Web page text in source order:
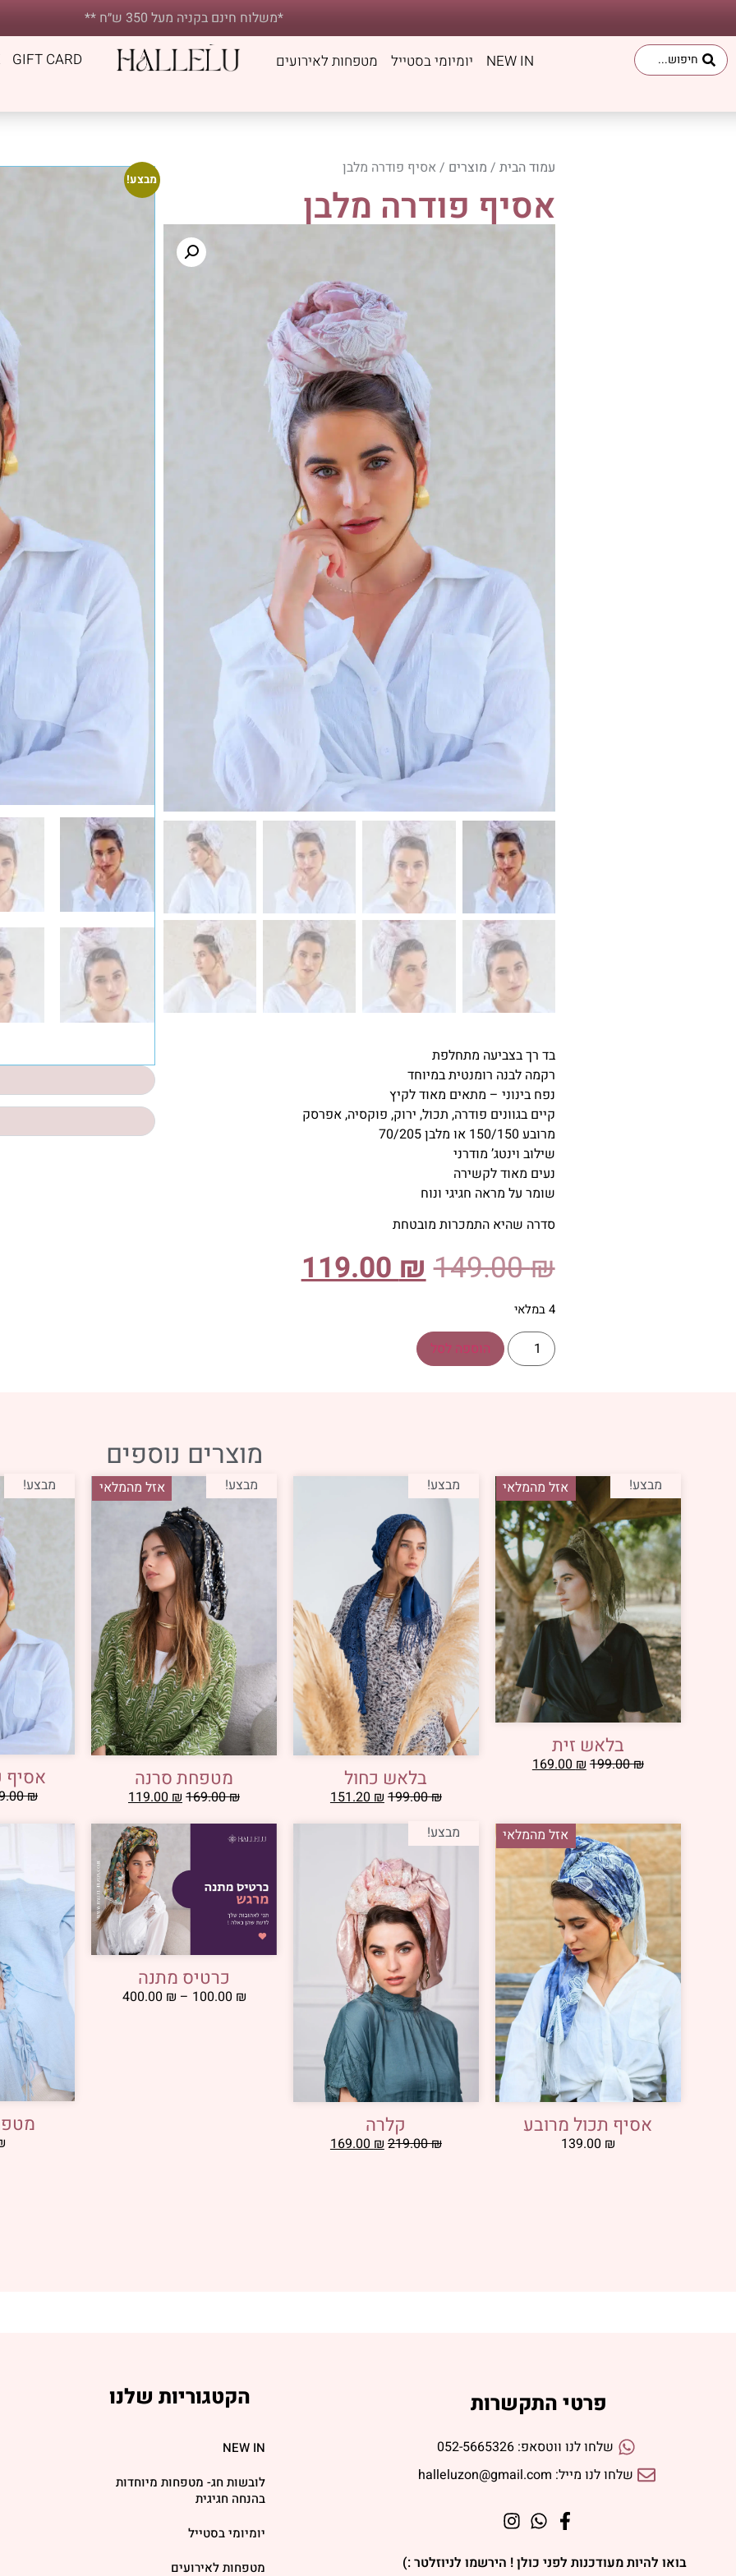
*משלוח חינם בקניה מעל 350 ש״ח **
NEW IN יומיומי בסטייל מטפחות לאירועים GIFT CARD
עמוד הבית / מוצרים / אסיף פודרה מלבן
אסיף פודרה מלבן
בד רך בצביעה מתחלפת
רקמה לבנה רומנטית במיוחד
נפח בינוני – מתאים מאוד לקיץ
קיים בגוונים פודרה, תכול, ירוק, פוקסיה, אפרסק
מרובע 150/150 או מלבן 70/205
שילוב וינטג’ מודרני
נעים מאוד לקשירה
שומר על מראה חגיגי ונוח
סדרה שהיא התמכרות מובטחת
149.00₪
119.00₪
4 במלאי
הוספה לסל
מבצע!
מוצרים נוספים
אזל מהמלאי מבצע!
בלאש זית
199.00₪
169.00₪
מבצע!
בלאש כחול
199.00₪
151.20 ₪
אזל מהמלאי מבצע!
מטפחת סרנה
169.00₪
119.00 ₪
מבצע!
אסיף
₪
אזל מהמלאי
אסיף תכול מרובע
139.00 ₪
מבצע!
קלרה
219.00₪
169.00₪
כרטיס מתנה
100.00 ₪
–
400.00 ₪
פרטי התקשרות
שלחו לנו ווטסאפ: 052-5665326
שלחו לנו מייל: halleluzon@gmail.com
בואו להיות מעודכנות לפני כולן ! הירשמו לניוזלטר :)
הקטגוריות שלנו
NEW IN
לובשות חג- מטפחות מיוחדות
בהנחה חגיגית
יומיומי בסטייל
מטפחות לאירועים